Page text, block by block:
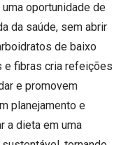
oportunidade de
da saúde, sem abrir
de baixo
e fibras cria refeições
e promovem
planejamento e
a dieta em uma